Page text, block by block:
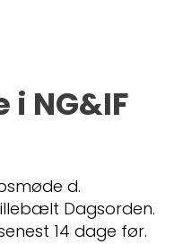
NG&IF
d.
Dagsorden.
14 dage før.